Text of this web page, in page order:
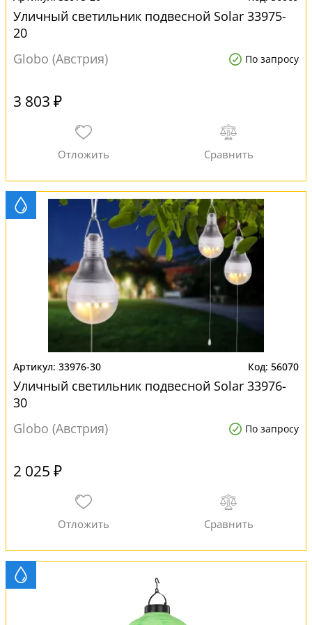
Уличный светильник подвесной Solar 33975-
20
Globo (Австрия)
По запросу
3 803 ₽
33976-30 56070
Уличный светильник подвесной Solar 33976-
30
Globo (Австрия)
По запросу
2 025 ₽